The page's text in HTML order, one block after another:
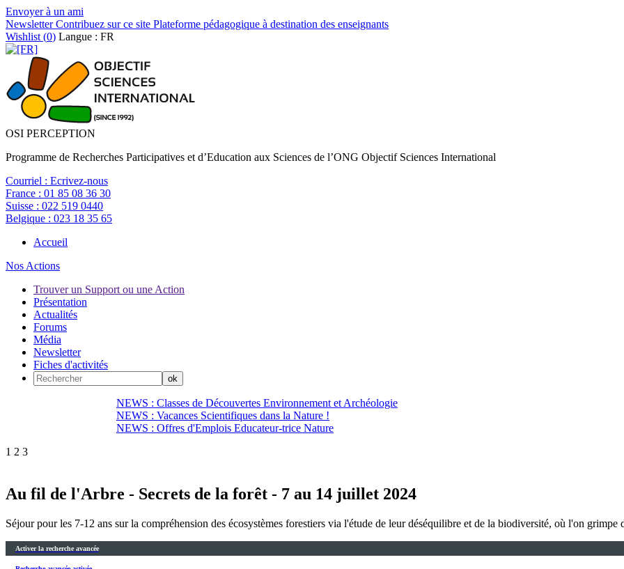
Envoyer à un ami
NewsletterContribuez sur ce site Plateforme pédagogique à destination des enseignants
Wishlist (0) Langue : FR
OSI PERCEPTION
Programme de Recherches Participatives et d’Education aux Sciences de l’ONG Objectif Sciences International
Courriel : Ecrivez-nous
France : 01 85 08 36 30
Suisse : 022 519 0440
Belgique : 023 18 35 65
Accueil
Nos Actions
Trouver un Support ou une Action
Présentation
Actualités
Forums
Média
Newsletter
Fiches d'activités
NEWS : Classes de Découvertes Environnement et Archéologie
NEWS : Vacances Scientifiques dans la Nature !
NEWS : Offres d'Emplois Educateur-trice Nature
1 2 3
Au fil de l'Arbre - Secrets de la forêt - 7 au 14 juillet 2024
Séjour pour les 7-12 ans sur la compréhension des écosystèmes forestiers via l'étude de leur déséquilibre et de la biodiversité, où l'on
Activer la recherche avancée